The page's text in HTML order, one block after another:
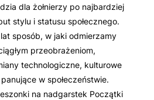
dla żołnierzy po najbardziej
stylu i statusu społecznego.
sposób, w jaki odmierzamy
przeobrażeniom,
technologiczne, kulturowe
w społeczeństwie.
na nadgarstek Początki